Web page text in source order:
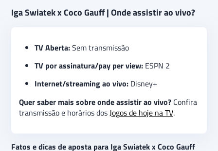
Iga Swiatek x Coco Gauff | Onde assistir ao vivo?
TV Aberta:Sem transmissão
TV por assinatura/pay per view: ESPN 2
Internet/streaming ao vivo: Disney+
Quer saber mais sobre onde assistir ao vivo? Confira
transmissão e horários dosJogos de hoje na TV.
Fatos e dicas de aposta para Iga Swiatek x Coco Gauff